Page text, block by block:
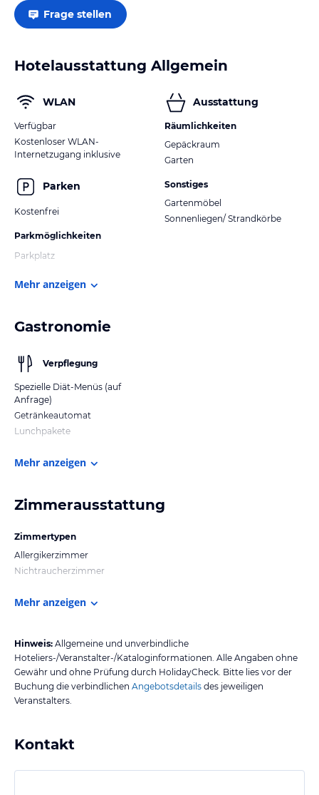
Frage stellen
Hotelausstattung Allgemein
WLAN
Verfügbar
Kostenloser WLAN-
Internetzugang inklusive
Parken
Kostenfrei
Parkmöglichkeiten
Parkplatz
Ausstattung
Räumlichkeiten
Gepäckraum
Garten
Sonstiges
Gartenmöbel
Sonnenliegen/ Strandkörbe
Mehr anzeigen
Gastronomie
Verpflegung
Spezielle Diät-Menüs (auf
Anfrage)
Getränkeautomat
Lunchpakete
Mehr anzeigen
Zimmerausstattung
Zimmertypen
Allergikerzimmer
Nichtraucherzimmer
Mehr anzeigen
Hinweis: Allgemeine und unverbindliche
Hoteliers-/Veranstalter-/Kataloginformationen. Alle Angaben ohne
Gewähr und ohne Prüfung durch HolidayCheck. Bitte lies vor der
Buchung die verbindlichen Angebotsdetails des jeweiligen
Veranstalters.
Kontakt